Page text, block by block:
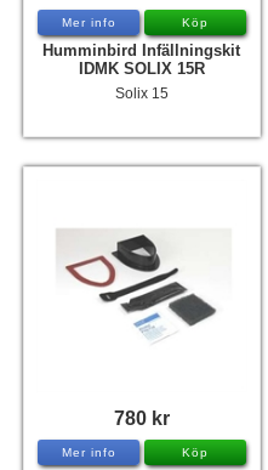
Mer info Köp
Humminbird Infällningskit
IDMK SOLIX 15R
Solix 15
780 kr
Mer info Köp